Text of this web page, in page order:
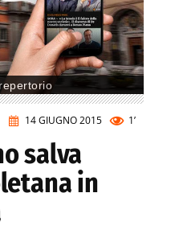
14 GIUGNO 2015 1’
salva
in